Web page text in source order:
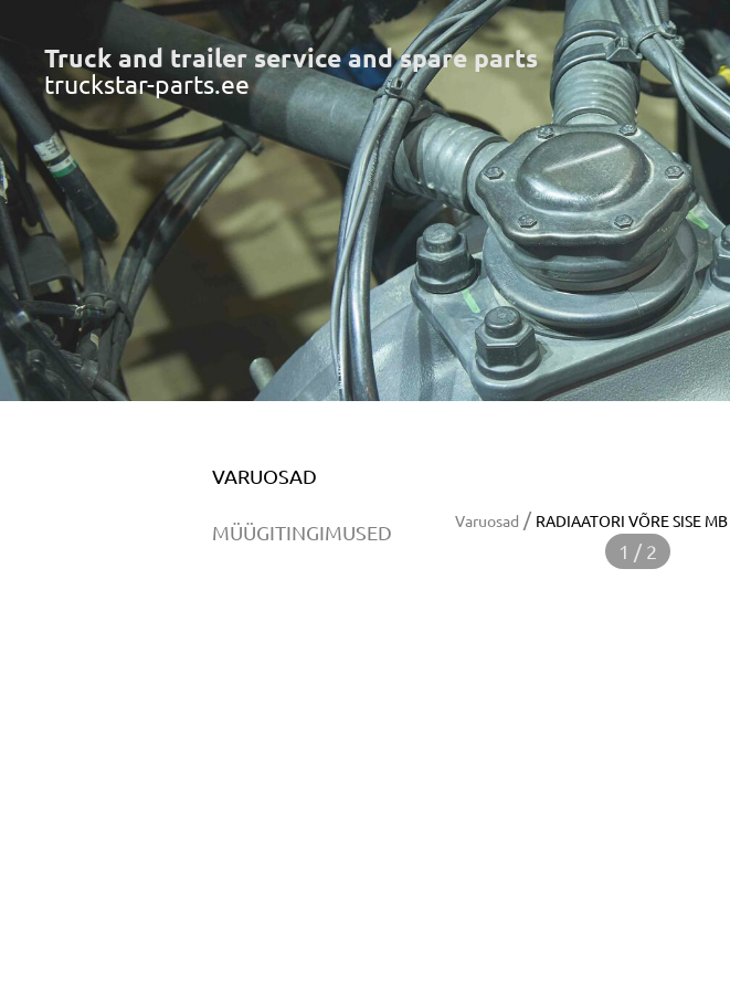
Truck and trailer service and spare parts
truckstar-parts.ee
VARUOSAD
MÜÜGITINGIMUSED Varuosad / RADIAATORI VÕRE SISE
1 / 2